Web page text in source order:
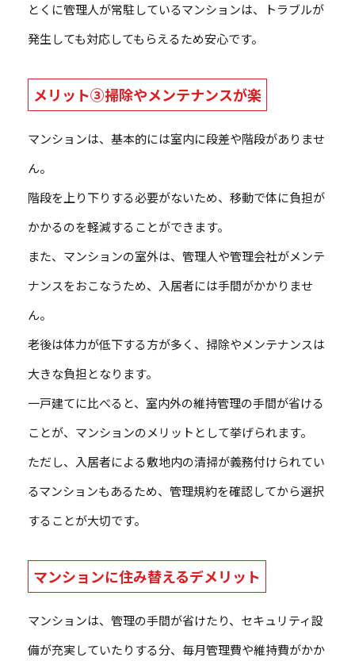
とくに管理人が常駐しているマンションは、トラブルが
発生しても対応してもらえるため安心です。
メリット③掃除やメンテナンスが楽
マンションは、基本的には室内に段差や階段がありませ
ん。
階段を上り下りする必要がないため、移動で体に負担が
かかるのを軽減することができます。
また、マンションの室外は、管理人や管理会社がメンテ
ナンスをおこなうため、入居者には手間がかかりませ
ん。
老後は体力が低下する方が多く、掃除やメンテナンスは
大きな負担となります。
一戸建てに比べると、室内外の維持管理の手間が省ける
ことが、マンションのメリットとして挙げられます。
ただし、入居者による敷地内の清掃が義務付けられてい
るマンションもあるため、管理規約を確認してから選択
することが大切です。
マンションに住み替えるデメリット
マンションは、管理の手間が省けたり、セキュリティ設
備が充実していたりする分、毎月管理費や維持費がかか